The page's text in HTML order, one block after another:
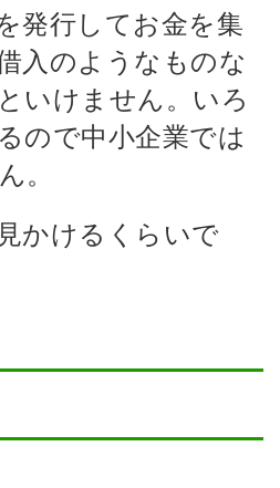
発行してお金を集
入のようなものな
いけません。いろ
ので中小企業では
。
かけるくらいで